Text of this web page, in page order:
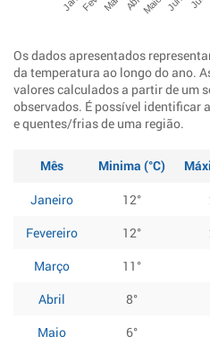
Maio
Os dados apresentados
da temperatura ao longo do ano.
valores calculados a partir de um
observados. É possível identificar
e quentes/frias de uma região.
Mês Minima (°C)
Janeiro
12°
Fevereiro
12°
Março
11°
Abril
8°
Maio
6°